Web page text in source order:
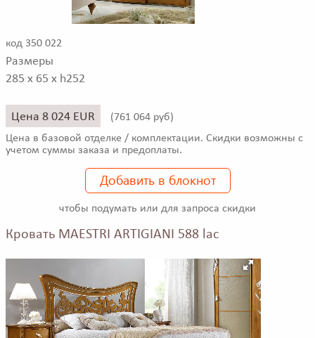
код 350 022
Размеры
285 x 65 x h252
Цена 8 024 EUR (761 064 руб)
Цена в базовой отделке / комплектации. Скидки возможны с
учетом суммы заказа и предоплаты.
Добавить в блокнот
чтобы подумать или для запроса скидки
Кровать MAESTRI ARTIGIANI 588 lac